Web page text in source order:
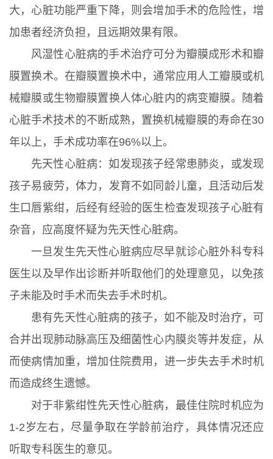
大，心脏功能严重下降，则会增加手术的危险性，增
加患者经济负担，且远期效果有限。
风湿性心脏病的手术治疗可分为瓣膜成形术和瓣
膜置换术。在瓣膜置换术中，通常应用人工瓣膜或机
械瓣膜或生物瓣膜置换人体心脏内的病变瓣膜。随着
心脏手术技术的不断成熟，置换机械瓣膜的寿命在30
年以上，手术成功率在96%以上。
先天性心脏病：如发现孩子经常患肺炎，或发现
孩子易疲劳，体力，发育不如同龄儿童，且活动后发
生口唇紫绀，后经有经验的医生检查发现孩子心脏有
杂音，应高度怀疑为先天性心脏病。
一旦发生先天性心脏病应尽早就诊心脏外科专科
医生以及早作出诊断并听取他们的处理意见，以免孩
子未能及时手术而失去手术时机。
患有先天性心脏病的孩子，如不能及时治疗，可
合并出现肺动脉高压及细菌性心内膜炎等并发症，从
而使病情加重，增加住院费用，进一步失去手术时机
而造成终生遗憾。
对于非紫绀性先天性心脏病，最佳住院时机应为
1-2岁左右，尽量争取在学龄前治疗，具体情况还应
听取专科医生的意见。